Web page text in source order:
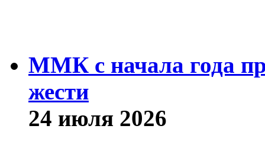
ММК с начала года
жести
24 июля 2026